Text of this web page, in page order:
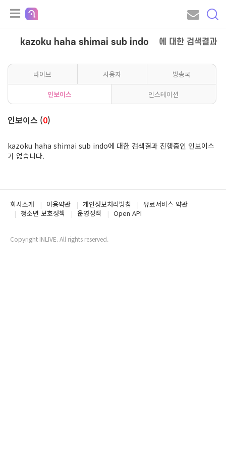
kazoku haha shimai sub indo 에 대한 검색결과
라이브 사용자 방송국
인보이스 인스테이션
인보이스 (0)
kazoku haha shimai sub indo에 대한 검색결과 진행중인 인보이스
가 없습니다.
회사소개 이용약관 개인정보처리방침
유료서비스 약관
청소년 보호정책
운영정책 Open API
Copyright INLIVE. All rights reserved.